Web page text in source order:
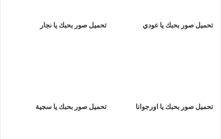
تحميل صور بحبك يا عودي تحميل صور بحبك يا نجار
تحميل صور بحبك يا اورجوانا تحميل صور بحبك يا سجية